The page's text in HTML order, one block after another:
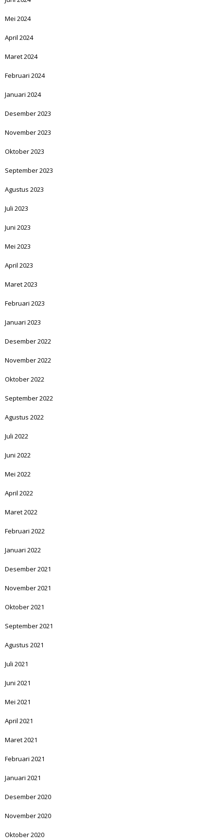
Mei 2024
April 2024
Maret 2024
Februari 2024
Januari 2024
Desember 2023
November 2023
Oktober 2023
September 2023
Agustus 2023
Juli 2023
Juni 2023
Mei 2023
April 2023
Maret 2023
Februari 2023
Januari 2023
Desember 2022
November 2022
Oktober 2022
September 2022
Agustus 2022
Juli 2022
Juni 2022
Mei 2022
April 2022
Maret 2022
Februari 2022
Januari 2022
Desember 2021
November 2021
Oktober 2021
September 2021
Agustus 2021
Juli 2021
Juni 2021
Mei 2021
April 2021
Maret 2021
Februari 2021
Januari 2021
Desember 2020
November 2020
Oktober 2020